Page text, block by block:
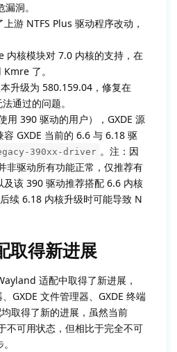
洞。
游 NTFS Plus 驱动程序改动，
内核模块对 7.0 内核的支持，在
了。
升级为 580.159.04，修复在
通过的问题。
用 390 驱动的用户），GXDE 源
GXDE 当前的 6.6 与 6.18 驱
390xx-driver 。注：因
非驱动所有功能正常，仅推荐有
及该 390 驱动推荐搭配 6.6 内核
续 6.18 内核升级时可能导致 N
取得新进展
适配中取得了新进展，
GXDE 文件管理器、GXDE 终端
取得了新的进展，虽然当前
不可用状态，但相比于完全不可